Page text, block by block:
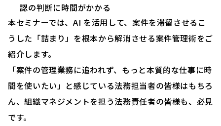
認の判断に時間がかかる
本セミナーでは、AI を活用して、案件を滞留させるこ
うした「詰まり」を根本から解消させる案件管理術をご
紹介します。
「案件の管理業務に追われず、もっと本質的な仕事に時
間を使いたい」と感じている法務担当者の皆様はもちろ
ん、組織マネジメントを担う法務責任者の皆様も、必見
です。